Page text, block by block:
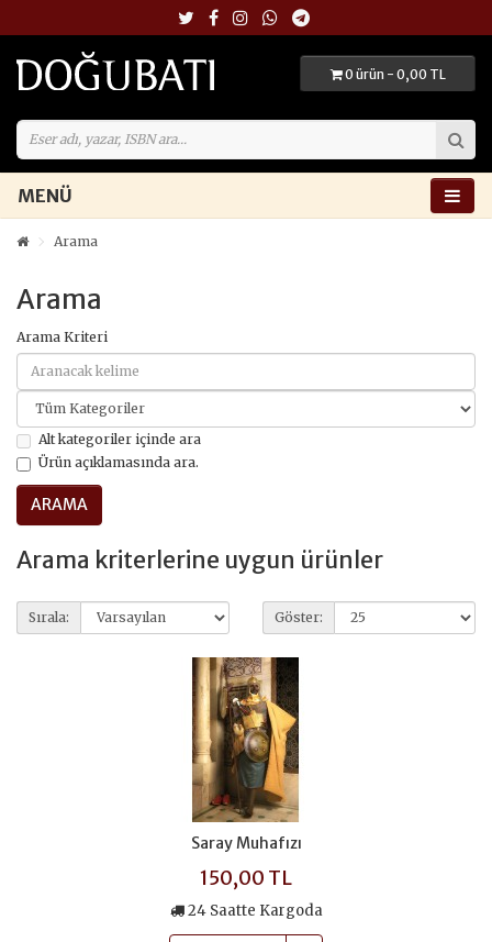
0 ürün - 0,00 TL
MENÜ
Arama
Arama
Arama Kriteri
Alt kategoriler içinde ara
Ürün açıklamasında ara.
Arama kriterlerine uygun ürünler
Sırala: Göster:
Saray Muhafızı
150,00 TL
24 Saatte Kargoda